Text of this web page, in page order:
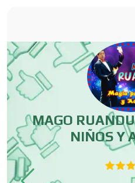
Centros
Centros de
Centros de
MAGO
NIÑOS Y